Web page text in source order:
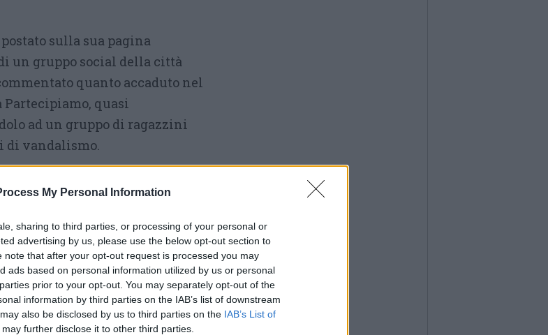
My Personal Information
sharing to third parties, or processing of your personal or
advertising by us, please use the below opt-out section to
note that after your opt-out request is processed you may
ads based on personal information utilized by us or personal
prior to your opt-out. You may separately opt-out of the
information by third parties on the IAB’s list of downstream
also be disclosed by us to third parties on the IAB’s List of
further disclose it to other third parties.
sulla sua pagina
un gruppo social della città
quanto accaduto nel
quasi
ad un gruppo di ragazzini
di vandalismo.